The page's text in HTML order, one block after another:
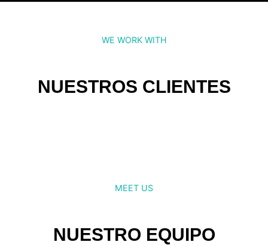
WE WORK WITH
NUESTROS CLIENTES
MEET US
NUESTRO EQUIPO